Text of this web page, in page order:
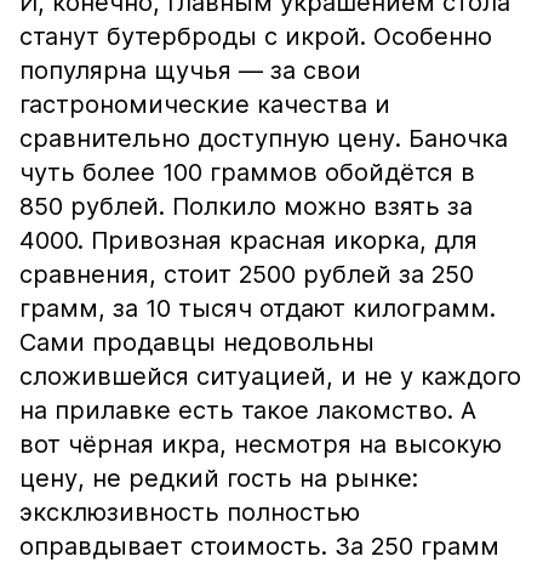
станут бутерброды с икрой. Особенно
популярна щучья — за свои
гастрономические качества и
сравнительно доступную цену. Баночка
чуть более 100 граммов обойдётся в
850 рублей. Полкило можно взять за
4000. Привозная красная икорка, для
сравнения, стоит 2500 рублей за 250
грамм, за 10 тысяч отдают килограмм.
Сами продавцы недовольны
сложившейся ситуацией, и не у каждого
на прилавке есть такое лакомство. А
вот чёрная икра, несмотря на высокую
цену, не редкий гость на рынке:
эксклюзивность полностью
оправдывает стоимость. За 250 грамм